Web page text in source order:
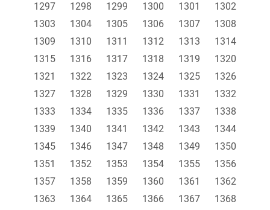
1297
1298 1299 1300 1301
1302
1303
1304 1305 1306 1307
1308
1309
1310 1311 1312 1313
1314
1315
1316 1317 1318 1319
1320
1321
1322 1323 1324 1325
1326
1327
1328 1329 1330 1331
1332
1333
1334 1335 1336 1337
1338
1339
1340 1341 1342 1343
1344
1345
1346 1347 1348 1349
1350
1351
1352 1353 1354 1355
1356
1357
1358 1359 1360 1361
1362
1363
1364 1365 1366 1367
1368